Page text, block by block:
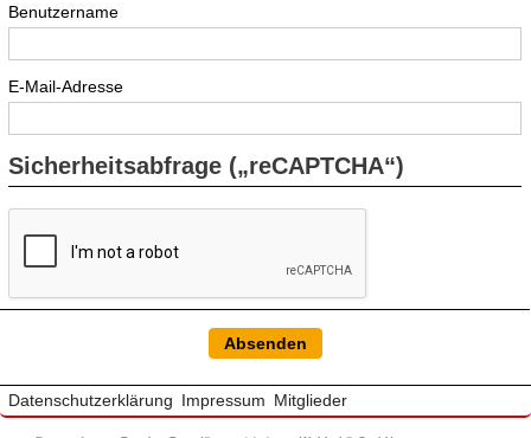
Benutzername
E-Mail-Adresse
Sicherheitsabfrage („reCAPTCHA“)
Datenschutzerklärung Impressum Mitglieder